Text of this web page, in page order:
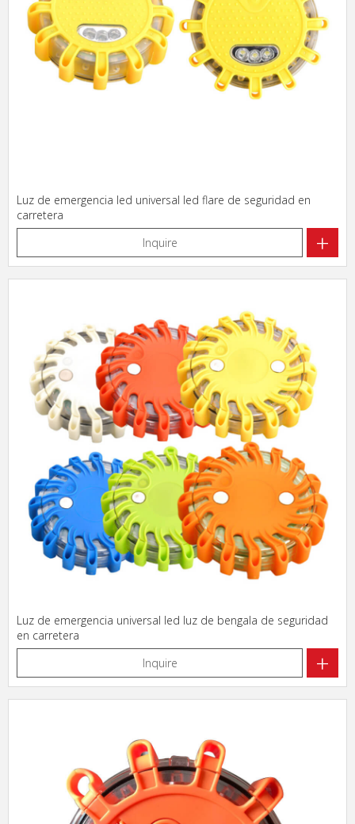
Luz de emergencia led universal led flare de seguridad en
carretera
Inquire
+
Luz de emergencia universal led luz de bengala de seguridad
en carretera
Inquire
+